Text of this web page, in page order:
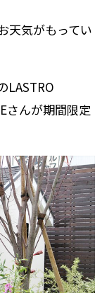
天気がもってい
LASTRO
さんが期間限定